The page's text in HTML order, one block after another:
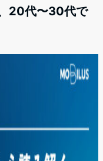
20代〜30代で